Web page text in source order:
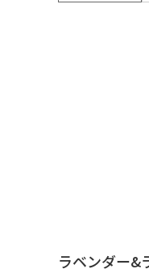
ラベンダー&